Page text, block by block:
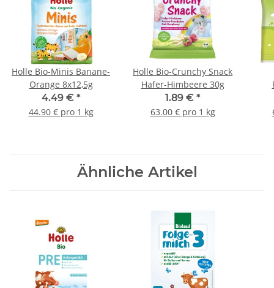
Holle Bio-Minis Banane-
Orange 8x12,5g
4.49 € *
44.90 € pro 1 kg
Holle Bio-Crunchy Snack
Hafer-Himbeere 30g
1.89 € *
63.00 € pro 1 kg
Ähnliche Artikel